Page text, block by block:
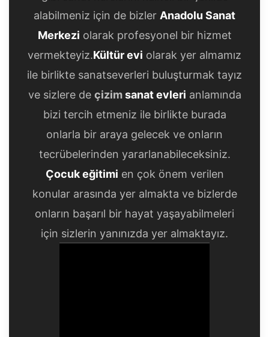
alabilmeniz için de bizler Anadolu Sanat
Merkezi olarak profesyonel bir hizmet
vermekteyiz.Kültür evi olarak yer almamız
ile birlikte sanatseverleri buluşturmak tayız
ve sizlere de çizimsanat evleri anlamında
bizi tercih etmeniz ile birlikte burada
onlarla bir araya gelecek ve onların
tecrübelerinden yararlanabileceksiniz.
Çocuk eğitimi en çok önem verilen
konular arasında yer almakta ve bizlerde
onların başarıl bir hayat yaşayabilmeleri
için sizlerin yanınızda yer almaktayız.